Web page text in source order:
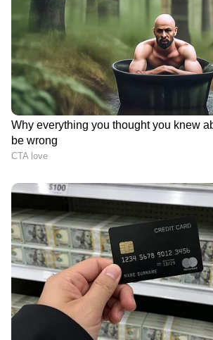
DOWNLOAD APP
RECOMMENDED STORIES